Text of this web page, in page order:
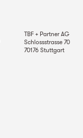
TBF + Partner AG
Schlossstrasse 70
70176 Stuttgart